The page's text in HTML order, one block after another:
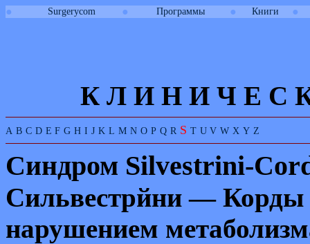
● Surgerycom ● Программы ● Книги ●
К Л И Н И Ч Е С
A B C D E F G H I J K L M N O P Q R S T U V W X Y Z
Синдром Silvestrini-
Сильвестрйни — Корды
нарушением